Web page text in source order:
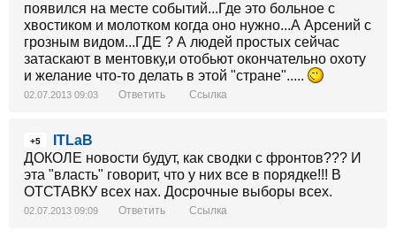
появился на месте событий...Где это больное с
хвостиком и молотком когда оно нужно...А Арсений с
грозным видом...ГДЕ ? А людей простых сейчас
затаскают в ментовку,и отобьют окончательно охоту
и желание что-то делать в этой "стране".....
02.07.2013 09:03 Ответить Ссылка
+5
ITLaB
ДОКОЛЕ новости будут, как сводки с фронтов??? И
эта "власть" говорит, что у них все в порядке!!! В
ОТСТАВКУ всех нах. Досрочные выборы всех.
02.07.2013 09:09 Ответить Ссылка